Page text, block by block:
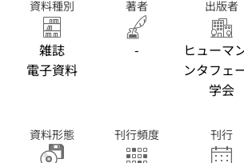
資料種別
雑誌
電子資料
著者
-
出版者
ヒューマ
ンタフェ
学会
資料形態 刊行頻度 刊行